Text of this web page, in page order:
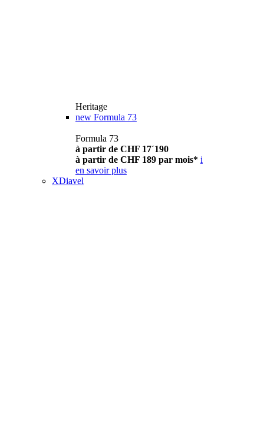
Heritage
new Formula 73
Formula 73
à partir de CHF 17´190
à partir de CHF 189 par mois* i
en savoir plus
XDiavel